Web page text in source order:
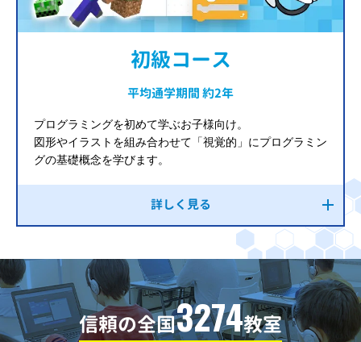
初級コース
平均通学期間 約2年
プログラミングを初めて学ぶお子様向け。
図形やイラストを組み合わせて「視覚的」にプログラミン
グの基礎概念を学びます。
詳しく見る
信頼の全国3274教室